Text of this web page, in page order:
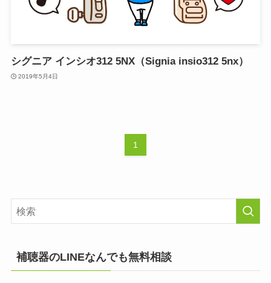
シグニア インシオ312 5NX（Signia insio312 5nx）
2019年5月4日
1
補聴器のLINEなんでも無料相談